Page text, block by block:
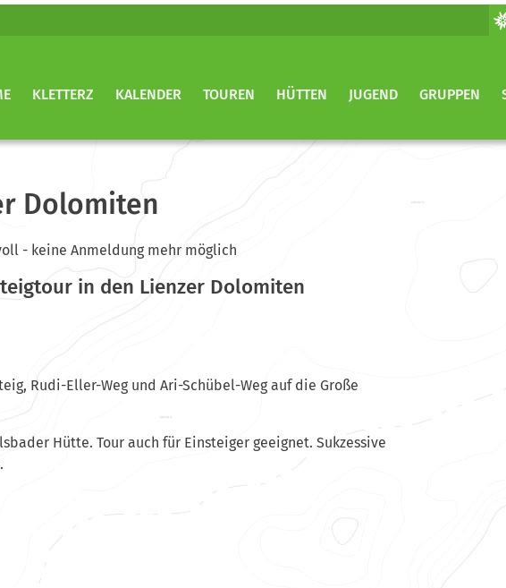
KLETTERZ KALENDER TOUREN HÜTTEN JUGEND GRUPPEN
Dolomiten
- keine Anmeldung mehr möglich
in den Lienzer Dolomiten
Rudi-Eller-Weg und Ari-Schübel-Weg auf die Große
Hütte. Tour auch für Einsteiger geeignet. Sukzessive